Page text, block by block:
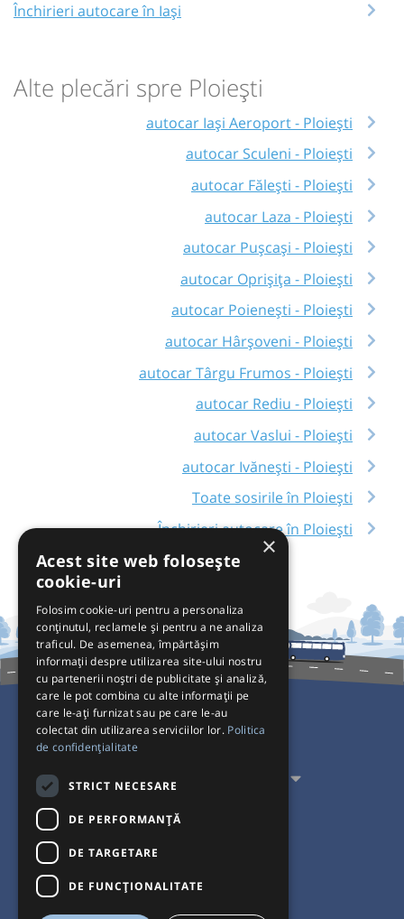
Închirieri autocare în Iași
Alte plecări spre Ploiești
autocar Iași Aeroport - Ploiești
autocar Sculeni - Ploiești
autocar Fălești - Ploiești
autocar Laza - Ploiești
autocar Pușcași - Ploiești
autocar Oprișița - Ploiești
autocar Poienești - Ploiești
autocar Hârșoveni - Ploiești
autocar Târgu Frumos - Ploiești
autocar Rediu - Ploiești
autocar Vaslui - Ploiești
autocar Ivănești - Ploiești
Toate sosirile în Ploiești
Închirieri autocare în Ploiești
Pentru Călători
Pentru Transportatori
Interacționăm
Acceptăm plăți cu
×
Acest site web folosește
cookie-uri
Folosim cookie-uri pentru a personaliza
conținutul, reclamele și pentru a ne analiza
traficul. De asemenea, împărtășim
informații despre utilizarea site-ului nostru
cu partenerii noștri de publicitate și analiză,
care le pot combina cu alte informații pe
care le-ați furnizat sau pe care le-au
colectat din utilizarea serviciilor lor. Politica
de confidențialitate
STRICT NECESARE
DE PERFORMANȚĂ
DE TARGETARE
DE FUNCŢIONALITATE